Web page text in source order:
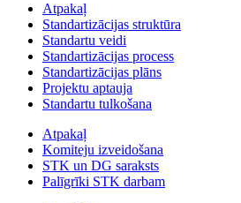
Atpakaļ
Standartizācijas struktūra
Standartu veidi
Standartizācijas process
Standartizācijas plāns
Projektu aptauja
Standartu tulkošana
Atpakaļ
Komiteju izveidošana
STK un DG saraksts
Palīgrīki STK darbam